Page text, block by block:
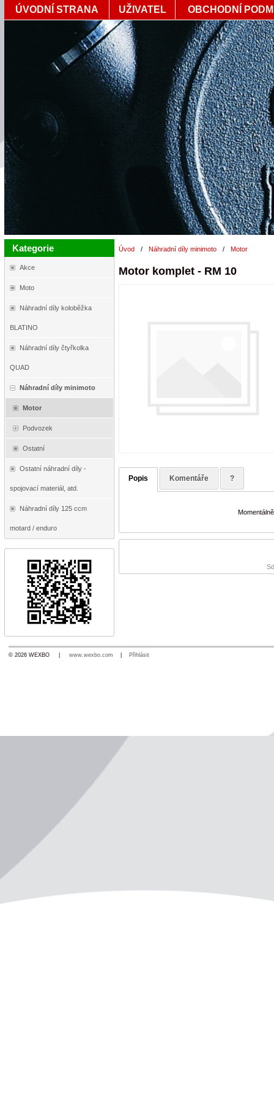
ÚVODNÍ STRANA UŽIVATEL OBCHODNÍ
Kategorie
Akce
Moto
Náhradní díly koloběžka
BLATINO
Náhradní díly čtyřkolka
QUAD
Náhradní díly minimoto
Motor
Podvozek
Ostatní
Ostatní náhradní díly -
spojovací materiál, atd.
Náhradní díly 125 ccm
motard / enduro
Úvod / Náhradní díly minimoto / Motor
Motor komplet - RM 10
Popis Komentáře ?
© 2026 WEXBO | www.wexbo.com Přihlásit